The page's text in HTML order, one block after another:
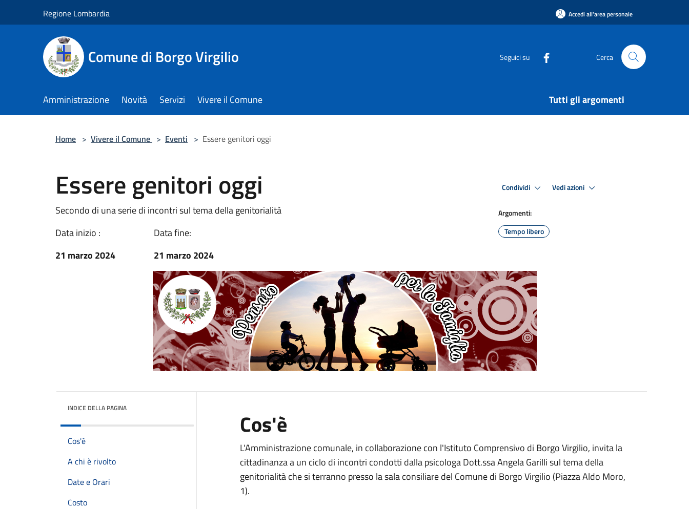
Regione Lombardia Accedi all'area personale
Comune di Borgo Virgilio Seguici su Cerca
Amministrazione Novità Servizi Vivere il Comune Tutti gli argomenti
Home > Vivere il Comune > Eventi > Essere genitori oggi
Essere genitori oggi
Secondo di una serie di incontri sul tema della genitorialità
Data inizio :
21 marzo 2024
Data fine:
21 marzo 2024
Condividi Vedi azioni
Argomenti:
Tempo libero
INDICE DELLA PAGINA
Cos'è
A chi è rivolto
Date e Orari
Costo
Cos'è
L'Amministrazione comunale, in collaborazione con l'Istituto Comprensivo di Borgo Virgilio, invita la
cittadinanza a un ciclo di incontri condotti dalla psicologa Dott.ssa Angela Garilli sul tema della
genitorialità che si terranno presso la sala consiliare del Comune di Borgo Virgilio (Piazza Aldo Moro,
1).